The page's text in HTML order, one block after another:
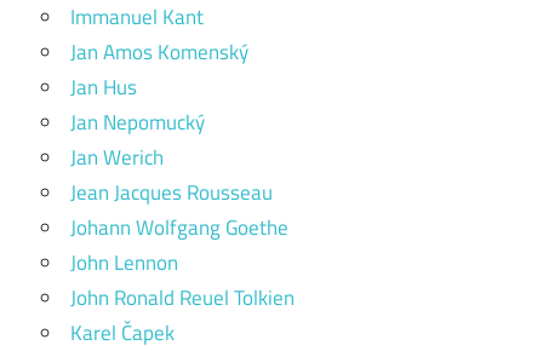
Immanuel Kant
Jan Amos Komenský
Jan Hus
Jan Nepomucký
Jan Werich
Jean Jacques Rousseau
Johann Wolfgang Goethe
John Lennon
John Ronald Reuel Tolkien
Karel Čapek